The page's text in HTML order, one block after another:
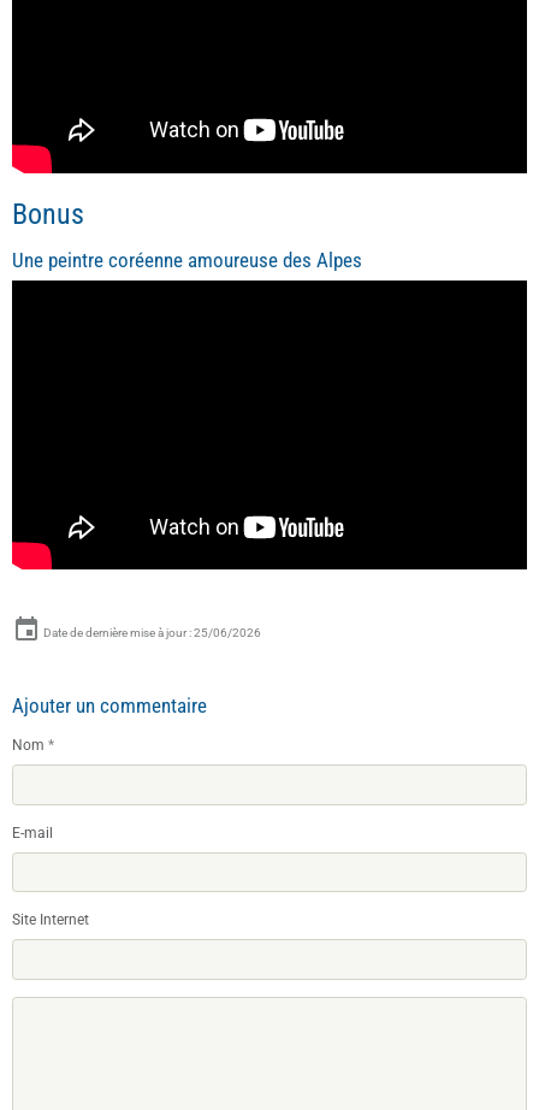
Bonus
Une peintre coréenne amoureuse des Alpes
Date de dernière mise à jour : 25/06/2026
Ajouter un commentaire
Nom
E-mail
Site Internet